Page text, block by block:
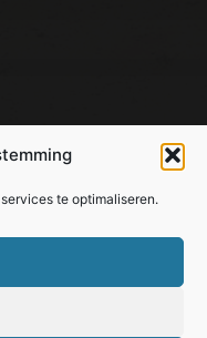
te optimaliseren.